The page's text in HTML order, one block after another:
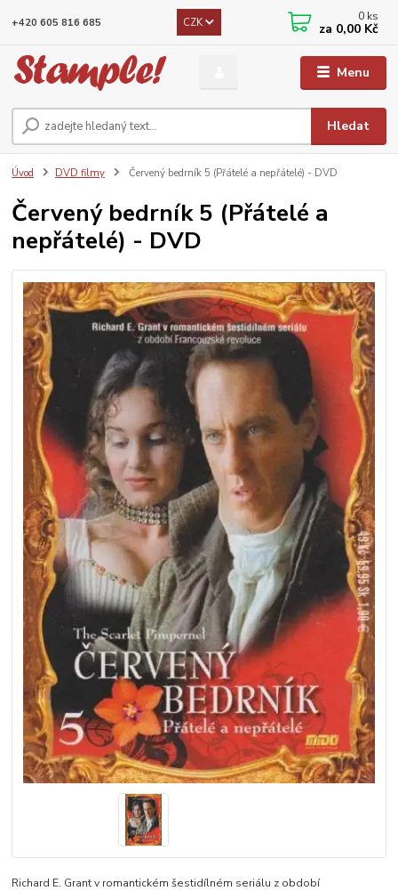
Menu
CZK
Hledat
+420 605 816 685 0 ks
za 0,00 Kč
Úvod DVD filmy Červený bedrník 5 (Přátelé a nepřátelé) - DVD
Červený bedrník 5 (Přátelé a
nepřátelé) - DVD
Richard E. Grant v romantickém šestidílném seriálu z období